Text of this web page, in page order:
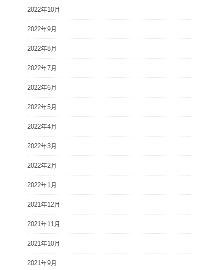
2022年10月
2022年9月
2022年8月
2022年7月
2022年6月
2022年5月
2022年4月
2022年3月
2022年2月
2022年1月
2021年12月
2021年11月
2021年10月
2021年9月